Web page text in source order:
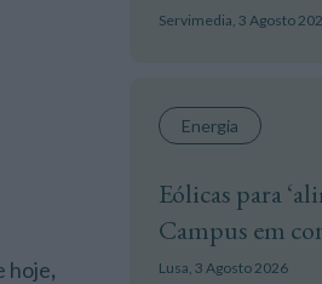
hoje,
Servimedia, 3 Agosto
Energia
Eólicas para
Campus em
Lusa, 3 Agosto 2026